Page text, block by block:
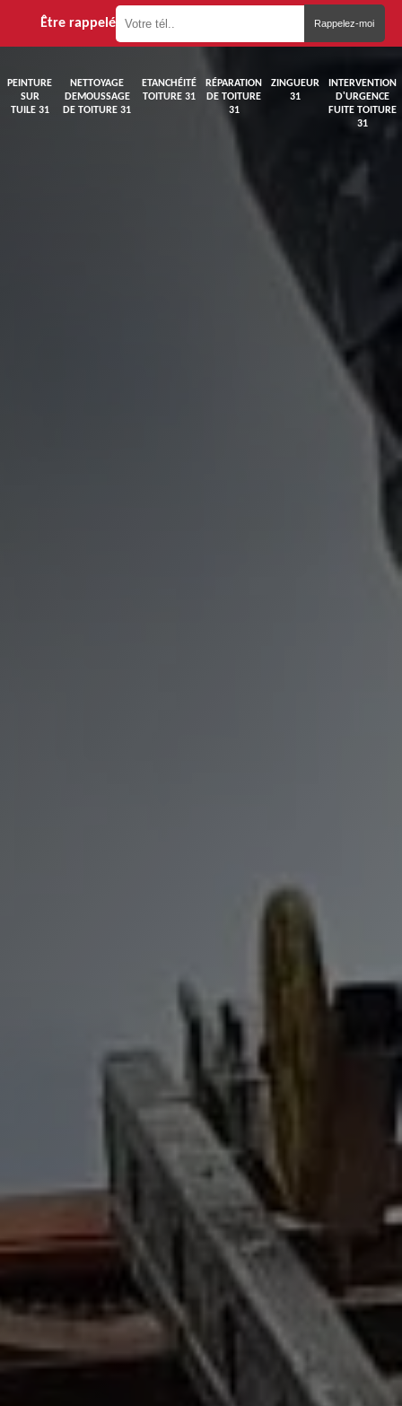
Être rappelé
PEINTURE
SUR
TUILE 31
NETTOYAGE
DEMOUSSAGE
DE TOITURE 31
ETANCHÉITÉ
TOITURE 31
RÉPARATION
DE TOITURE
31
ZINGUEUR
31
INTERVENTION
D'URGENCE
FUITE TOITURE
31